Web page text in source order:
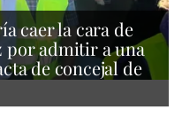
caer la cara de
por admitir a una
de concejal de